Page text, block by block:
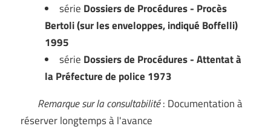
série Dossiers de Procédures - Procès
Bertoli (sur les enveloppes, indiqué Boffelli)
1995
série Dossiers de Procédures - Attentat à
la Préfecture de police 1973
Remarque sur la consultabilité: Documentation à
réserver longtemps à l'avance